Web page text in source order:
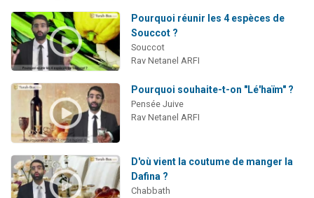
Pourquoi réunir les 4 espèces de
Souccot ?
Souccot
Rav Netanel ARFI
Pourquoi souhaite-t-on "Lé'haïm" ?
Pensée Juive
Rav Netanel ARFI
D'où vient la coutume de manger la
Dafina ?
Chabbath